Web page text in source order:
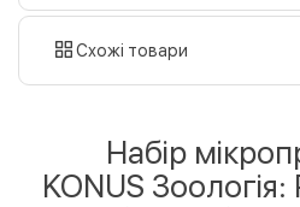
готівкою
картою
Apple Pay
Схожі товари
Набір
KONUS